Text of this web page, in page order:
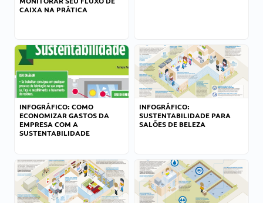
CAIXA NA PRÁTICA
INFOGRÁFICO: COMO
ECONOMIZAR GASTOS DA
EMPRESA COM A
SUSTENTABILIDADE
INFOGRÁFICO:
SUSTENTABILIDADE PARA
SALÕES DE BELEZA